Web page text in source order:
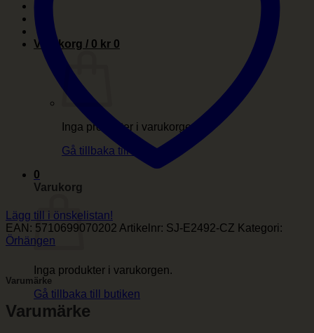
Varukorg / 0 kr 0
Inga produkter i varukorgen.
Gå tillbaka till butiken
0
Varukorg
Inga produkter i varukorgen.
Gå tillbaka till butiken
Lägg till i önskelistan!
EAN: 5710699070202 Artikelnr: SJ-E2492-CZ Kategori:
Örhängen
Varumärke
Varumärke